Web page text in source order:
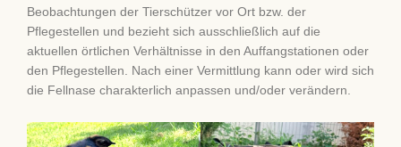
Beobachtungen der Tierschützer vor Ort bzw. der
Pflegestellen und bezieht sich ausschließlich auf die
aktuellen örtlichen Verhältnisse in den Auffangstationen oder
den Pflegestellen. Nach einer Vermittlung kann oder wird sich
die Fellnase charakterlich anpassen und/oder verändern.